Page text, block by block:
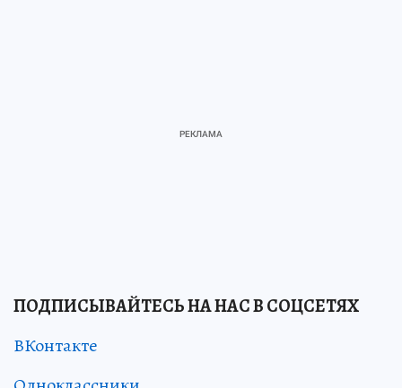
ПОДПИСЫВАЙТЕСЬ НА НАС В СОЦСЕТЯХ
ВКонтакте